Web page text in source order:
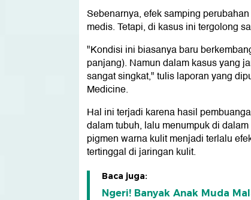
Sebenarnya, efek samping
medis. Tetapi, di kasus ini tergolong
"Kondisi ini biasanya baru
panjang). Namun dalam kasus yang
sangat singkat," tulis laporan yang
Medicine.
Hal ini terjadi karena hasil
dalam tubuh, lalu menumpuk di
pigmen warna kulit menjadi terlalu
tertinggal di jaringan kulit.
Baca juga:
Ngeri! Banyak Anak Muda